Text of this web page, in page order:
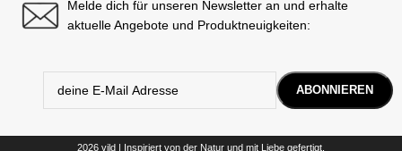
Melde dich für unseren Newsletter an und erhalte
aktuelle Angebote und Produktneuigkeiten:
2026 vild | Inspiriert von der Natur und mit Liebe gefertigt.